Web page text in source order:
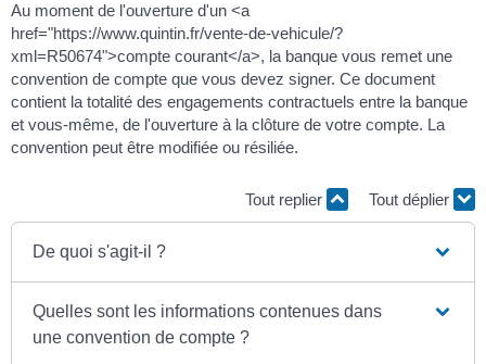
Au moment de l'ouverture d'un <a
href="https://www.quintin.fr/vente-de-vehicule/?
xml=R50674">compte courant</a>, la banque vous remet une
convention de compte que vous devez signer. Ce document
contient la totalité des engagements contractuels entre la banque
et vous-même, de l'ouverture à la clôture de votre compte. La
convention peut être modifiée ou résiliée.
Tout replier Tout déplier
De quoi s'agit-il ?
Quelles sont les informations contenues dans
une convention de compte ?